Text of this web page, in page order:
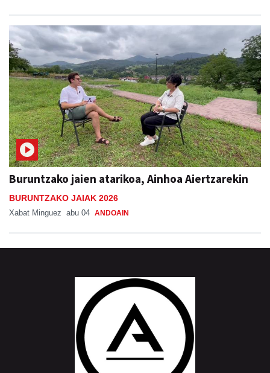
Buruntzako jaien atarikoa, Ainhoa Aiertzarekin
BURUNTZAKO JAIAK 2026
Xabat Minguez abu 04 ANDOAIN